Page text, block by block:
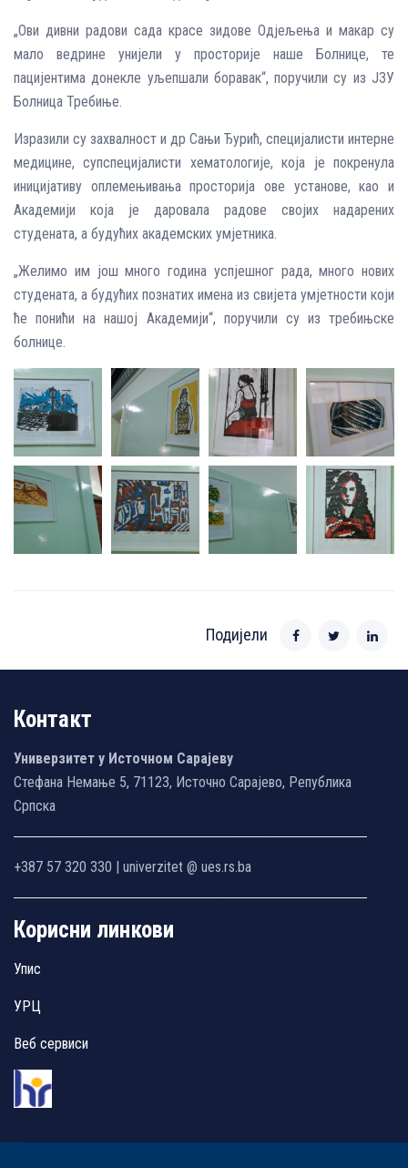
„Ови дивни радови сада красе зидове Одјељења и макар су
мало ведрине унијели у просторије наше Болнице, те
пацијентима донекле уљепшали боравак“, поручили су из ЈЗУ
Болница Требиње.
Изразили су захвалност и др Сањи Ђурић, специјалисти интерне
медицине, супспецијалисти хематологије, која је покренула
иницијативу оплемењивања просторија ове установе, као и
Академији која је даровала радове својих надарених
студената, а будућих академских умјетника.
„Желимо им још много година успјешног рада, много нових
студената, а будућих познатих имена из свијета умјетности који
ће понићи на нашој Академији“, поручили су из требињске
болнице.
Подијели
Контакт
Универзитет у Источном Сарајеву
Стефана Немање 5, 71123, Источно Сарајево, Република
Српска
+387 57 320 330 | univerzitet @ ues.rs.ba
Корисни линкови
Упис
УРЦ
Веб сервиси